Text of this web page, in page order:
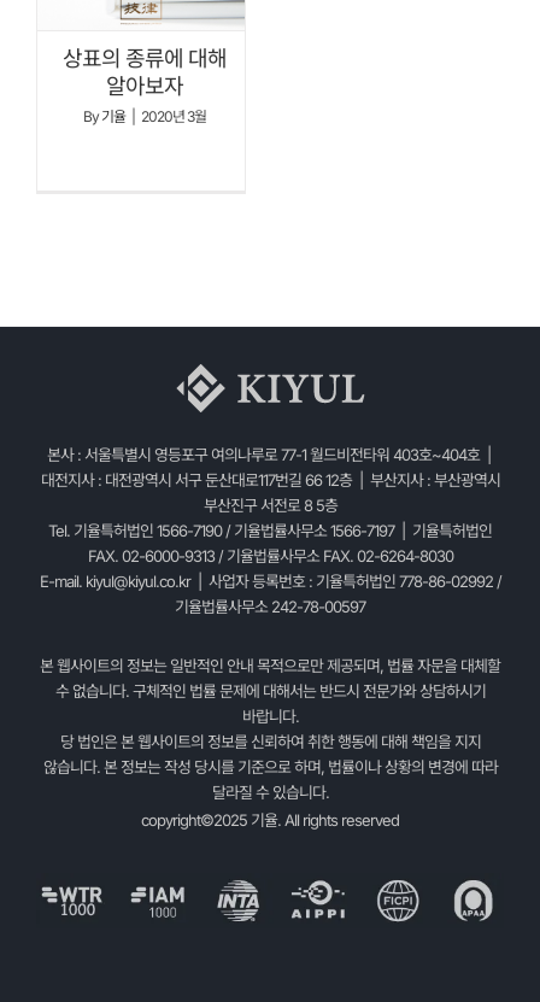
상표의 종류에 대해
알아보자
By기율 2020년 3월
본사 : 서울특별시 영등포구 여의나루로 77-1 월드비전타워 403호~404호 |
대전지사 : 대전광역시 서구 둔산대로117번길 66 12층 | 부산지사 : 부산광역시
부산진구 서전로 8 5층
Tel. 기율특허법인 1566-7190 / 기율법률사무소 1566-7197 | 기율특허법인
FAX. 02-6000-9313 / 기율법률사무소 FAX. 02-6264-8030
E-mail. kiyul@kiyul.co.kr| 사업자 등록번호 : 기율특허법인 778-86-02992 /
기율법률사무소 242-78-00597
본 웹사이트의 정보는 일반적인 안내 목적으로만 제공되며, 법률 자문을 대체할
수 없습니다. 구체적인 법률 문제에 대해서는 반드시 전문가와 상담하시기
바랍니다.
당 법인은 본 웹사이트의 정보를 신뢰하여 취한 행동에 대해 책임을 지지
않습니다. 본 정보는 작성 당시를 기준으로 하며, 법률이나 상황의 변경에 따라
달라질 수 있습니다.
copyright©2025 기율. All rights reserved